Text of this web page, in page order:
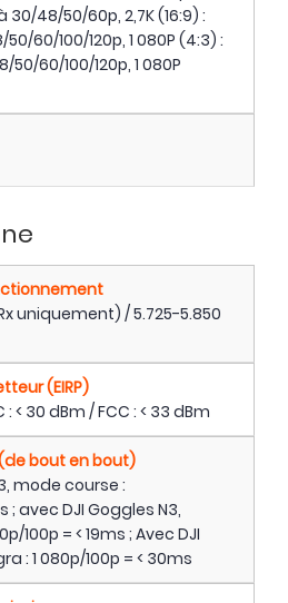
30/48/50/60p, 2,7K (16:9) :
50/60/100/120p, 1 080P (4:3) :
50/60/100/120p, 1 080P
uniquement) / 5.725-5.850
(EIRP)
: < 30 dBm / FCC : < 33 dBm
bout en bout)
mode course :
; avec DJI Goggles N3,
100p = < 19ms ; Avec DJI
: 1 080p/100p = < 30ms